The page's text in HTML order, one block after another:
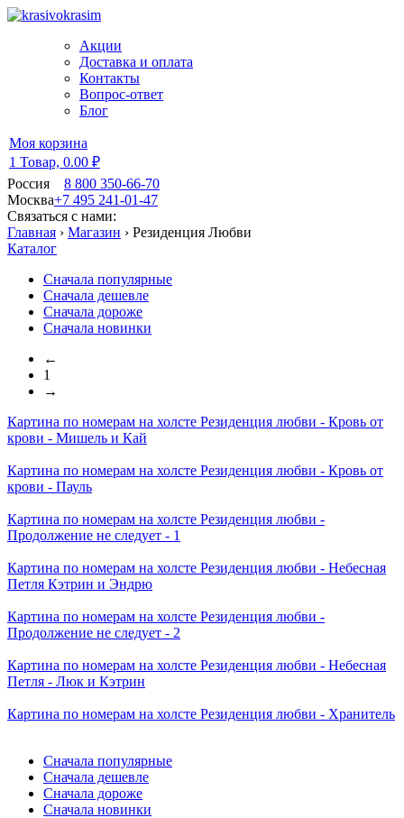
Акции
Доставка и оплата
Контакты
Вопрос-ответ
Блог
Моя корзина
1 Товар, 0.00 ₽
Россия
8 800 350-66-70
Москва+7 495 241-01-47
Связаться с нами:
Главная › Магазин › Резиденция Любви
Каталог
Сначала популярные
Сначала дешевле
Сначала дороже
Сначала новинки
←
1
→
Картина по номерам на холсте Резиденция любви - Кровь от
крови - Мишель и Кай
Картина по номерам на холсте Резиденция любви - Кровь от
крови - Пауль
Картина по номерам на холсте Резиденция любви -
Продолжение не следует - 1
Картина по номерам на холсте Резиденция любви - Небесная
Петля Кэтрин и Эндрю
Картина по номерам на холсте Резиденция любви -
Продолжение не следует - 2
Картина по номерам на холсте Резиденция любви - Небесная
Петля - Люк и Кэтрин
Картина по номерам на холсте Резиденция любви - Хранитель
Сначала популярные
Сначала дешевле
Сначала дороже
Сначала новинки